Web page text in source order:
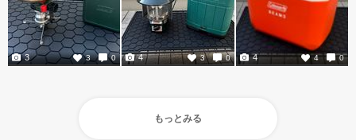
3 0
3 3 0
4 4 0
4
もっとみる